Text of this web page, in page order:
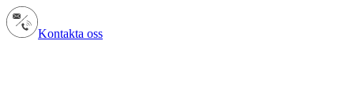
Kontakta oss